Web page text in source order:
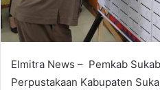
Elmitra News – Pemkab
Perpustakaan Kabupaten